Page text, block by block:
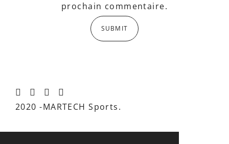
prochain commentaire.
2020 -MARTECH Sports.